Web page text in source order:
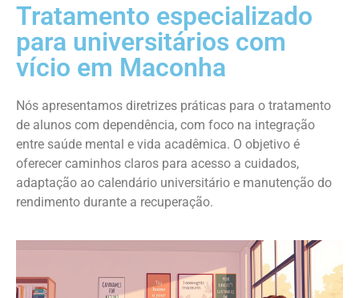
Tratamento especializado
para universitários com
vício em Maconha
Nós apresentamos diretrizes práticas para o tratamento
de alunos com dependência, com foco na integração
entre saúde mental e vida acadêmica. O objetivo é
oferecer caminhos claros para acesso a cuidados,
adaptação ao calendário universitário e manutenção do
rendimento durante a recuperação.